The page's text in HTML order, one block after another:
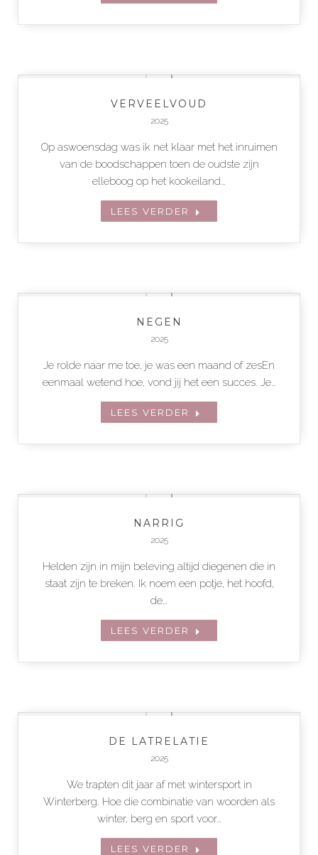
VERVEELVOUD
2025
Op aswoensdag was ik net klaar met het inruimen
van de boodschappen toen de oudste zijn
elleboog op het kookeiland…
LEES VERDER
NEGEN
2025
Je rolde naar me toe, je was een maand of zesEn
eenmaal wetend hoe, vond jij het een succes. Je…
LEES VERDER
NARRIG
2025
Helden zijn in mijn beleving altijd diegenen die in
staat zijn te breken. Ik noem een potje, het hoofd,
de…
LEES VERDER
DE LATRELATIE
2025
We trapten dit jaar af met wintersport in
Winterberg. Hoe die combinatie van woorden als
winter, berg en sport voor…
LEES VERDER